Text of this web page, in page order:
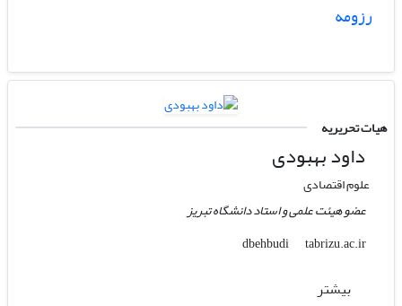
رزومه
هیات تحریریه
داود بهبودی
علوم اقتصادی
عضو هیئت علمی و استاد دانشگاه تبریز
dbehbudi
tabrizu.ac.ir
بیشتر